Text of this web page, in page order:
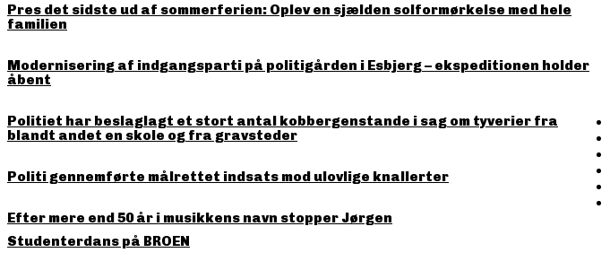
Pres det sidste ud af sommerferien: Oplev en sjælden solformørkelse med hele
familien
Modernisering af indgangsparti på politigården i Esbjerg – ekspeditionen holder
åbent
Politiet har beslaglagt et stort antal kobbergenstande i sag om tyverier fra
blandt andet en skole og fra gravsteder
Politi gennemførte målrettet indsats mod ulovlige knallerter
Efter mere end 50 år i musikkens navn stopper Jørgen
Studenterdans på BROEN